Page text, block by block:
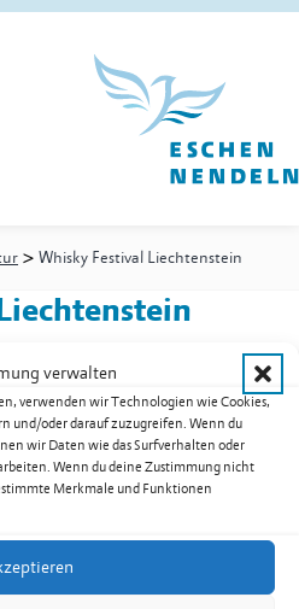
verwalten
verwenden wir Technologien wie Cookies,
und/oder darauf zuzugreifen. Wenn du
wir Daten wie das Surfverhalten oder
Wenn du deine Zustimmung nicht
Merkmale und Funktionen
> Whisky Festival Liechtenstein